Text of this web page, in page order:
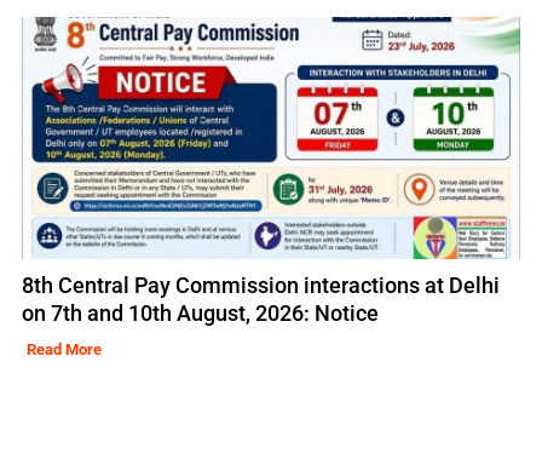
8th Central Pay Commission interactions at Delhi
on 7th and 10th August, 2026: Notice
Read More